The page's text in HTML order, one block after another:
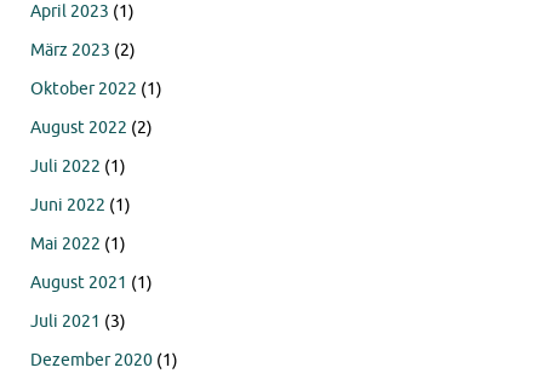
April 2023 (1)
März 2023 (2)
Oktober 2022 (1)
August 2022 (2)
Juli 2022 (1)
Juni 2022 (1)
Mai 2022 (1)
August 2021 (1)
Juli 2021 (3)
Dezember 2020 (1)